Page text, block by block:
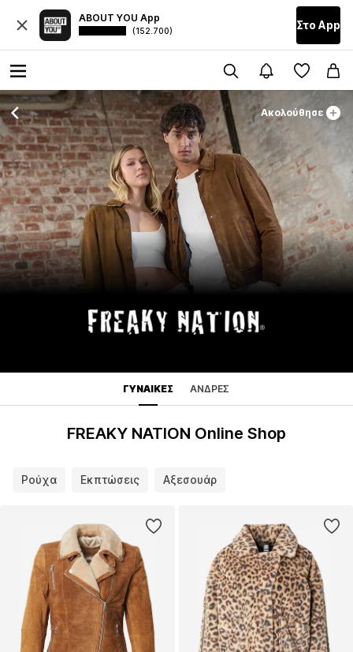
ABOUT YOU App
(152.700) Στο Αpp
Ακολούθησε
ΓΥΝΑΊΚΕΣ ΆΝΔΡΕΣ
FREAKY NATION Online Shop
Ρούχα Εκπτώσεις Αξεσουάρ